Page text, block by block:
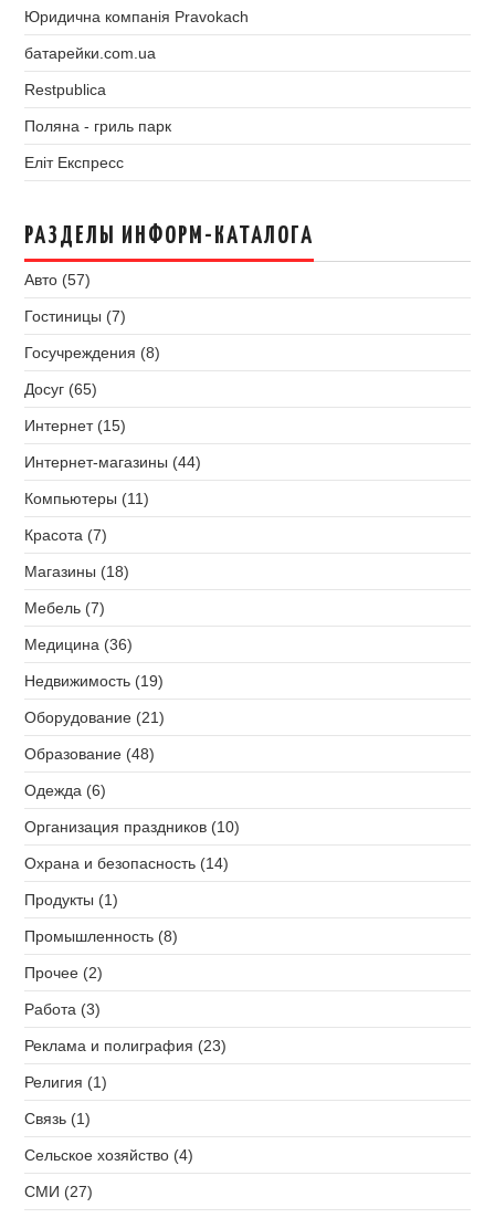
Юридична компанія Pravokach
батарейки.com.ua
Restpublica
Поляна - гриль парк
Еліт Експресс
РАЗДЕЛЫ ИНФОРМ-КАТАЛОГА
Авто (57)
Гостиницы (7)
Госучреждения (8)
Досуг (65)
Интернет (15)
Интернет-магазины (44)
Компьютеры (11)
Красота (7)
Магазины (18)
Мебель (7)
Медицина (36)
Недвижимость (19)
Оборудование (21)
Образование (48)
Одежда (6)
Организация праздников (10)
Охрана и безопасность (14)
Продукты (1)
Промышленность (8)
Прочее (2)
Работа (3)
Реклама и полиграфия (23)
Религия (1)
Связь (1)
Сельское хозяйство (4)
СМИ (27)